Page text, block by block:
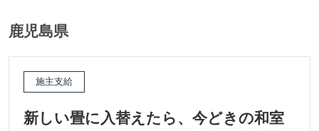
鹿児島県
施主支給
新しい畳に入替えたら、今どきの和室